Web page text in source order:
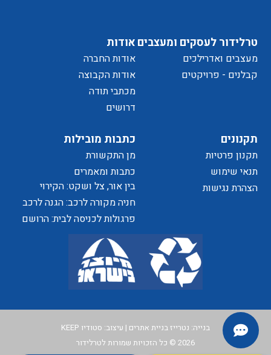
של
האתר
תקנונים
תקנון פרטיות
תנאי שימוש
הצהרת נגישות
כתבות מובילות
מן התקשורת
כתבות ומאמרים
בין אור, צל ושקט: הקירוי
כאלמנט מעצב בחוויית המרחב
חניה מקורה לרכב: הגנה לרכב
ושדרוג לבית
פרגולות לכניסה לבית: הרושם
אודות
אודות החברה
אודות הקבוצה
מכתבי תודה
דרושים
טרלידור לעסקים ומעצבים
מעצבים ואדרילכים
קבלנים - פרויקטים
בנייה: נטרייז בניית אתרים | עיצוב: סטודיו KEEP
2026 © כל הזכויות שמורות לטרלידור